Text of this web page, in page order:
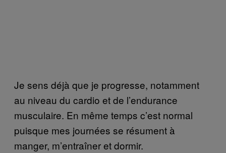
Je sens déjà que je progresse, notamment
au niveau du cardio et de l’endurance
musculaire. En même temps c’est normal
puisque mes journées se résument à
manger, m’entraîner et dormir.